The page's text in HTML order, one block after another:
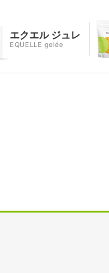
エクエル ジュレ
EQUELLE gelée